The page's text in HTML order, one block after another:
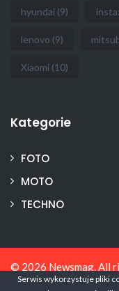
hyundai (9)
lenovo (9)
Xiaomi (10)
Kategorie
FOTO
MOTO
TECHNO
© 2026 Newsmag. All
Themes
Serwis wykorzystuje pliki